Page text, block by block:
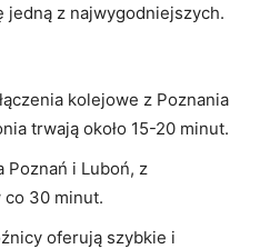
jedną z najwygodniejszych.
kolejowe z Poznania
trwają około 15-20 minut.
Poznań i Luboń, z
30 minut.
oferują szybkie i